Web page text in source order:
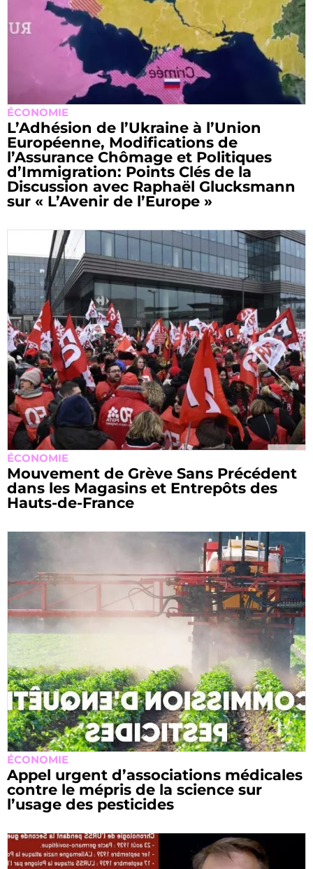
ÉCONOMIE
L’Adhésion de l’Ukraine à l’Union
Européenne, Modifications de
l’Assurance Chômage et Politiques
d’Immigration: Points Clés de la
Discussion avec Raphaël Glucksmann
sur « L’Avenir de l’Europe »
ÉCONOMIE
Mouvement de Grève Sans Précédent
dans les Magasins et Entrepôts des
Hauts-de-France
ÉCONOMIE
Appel urgent d’associations médicales
contre le mépris de la science sur
l’usage des pesticides